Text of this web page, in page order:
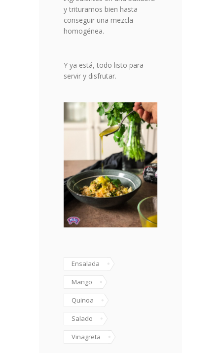
y trituramos bien hasta
conseguir una mezcla
homogénea.
Y ya está, todo listo para
servir y disfrutar.
Ensalada
Mango
Quinoa
Salado
Vinagreta